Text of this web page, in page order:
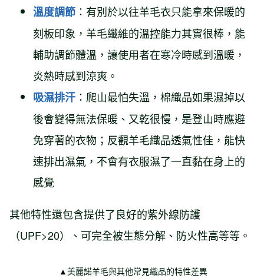
溫度調節 ：有別於以往羊毛衣只能拿來保暖的
刻板印象，羊毛纖維的溫控能力其實很棒，能
輔助調節體溫，讓使用者在寒冷時感到溫暖，
炎熱時感到涼爽。
吸濕排汗 ：爬山最怕失溫，棉織品如果濕掉以
後會變得無法保暖、又乾很慢，是登山時應避
免穿著的衣物；反觀羊毛織品透氣性佳，能快
速排出濕氣，不會有衣服濕了一直黏在身上的
感覺
其他特性還包含提供了良好的紫外線防護
（UPF>20）、可完全被生態分解、防火性高等等。
▲美麗諾羊毛與其他常見織品的特性差異